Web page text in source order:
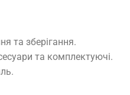
та зберігання.
та комплектуючі.